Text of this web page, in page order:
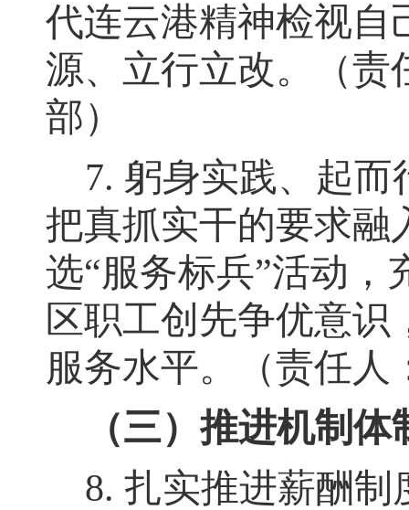
代连云港精神检视自
源、立行立改。（责
部）
7. 躬身实践、起而
把真抓实干的要求融
选“服务标兵”活动 ，
区职工创先争优意识
服务水平。（责任人
（三）推进机制体
8. 扎实推进薪酬制